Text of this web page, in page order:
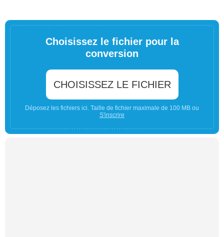
Choisissez le fichier pour la
conversion
CHOISISSEZ LE FICHIER
Déposez les fichiers ici. Taille de fichier maximale de 100 MB ou
S'inscrire